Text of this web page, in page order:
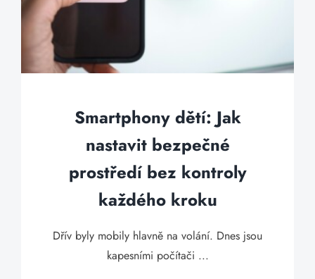
Smartphony dětí: Jak
nastavit bezpečné
prostředí bez kontroly
každého kroku
Dřív byly mobily hlavně na volání. Dnes jsou
kapesními počítači ...